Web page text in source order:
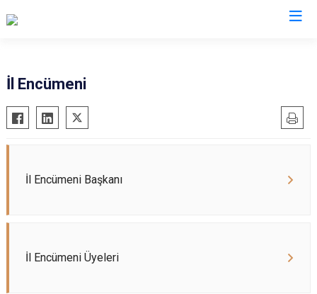
İl Encümeni
İl Encümeni Başkanı
İl Encümeni Üyeleri